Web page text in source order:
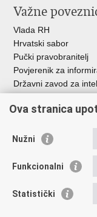
Važne
Vlada RH
Hrvatski sabor
Pučki pravobranitelj
Povjerenik za
Državni zavod za
HAKOM
Ostale
Hrvatski
Creative Europe
Ova stranica
Nužni
Funkcionalni
Statistički